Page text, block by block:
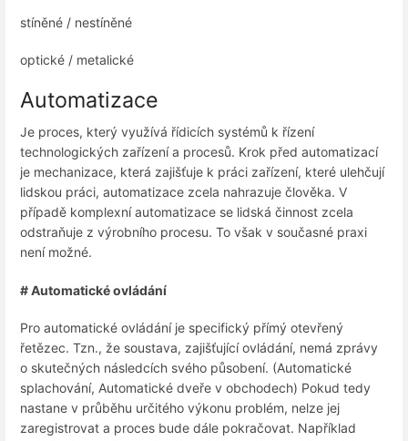
stíněné / nestíněné
optické / metalické
Automatizace
Je proces, který využívá řídicích systémů k řízení
technologických zařízení a procesů. Krok před automatizací
je mechanizace, která zajišťuje k práci zařízení, které ulehčují
lidskou práci, automatizace zcela nahrazuje člověka. V
případě komplexní automatizace se lidská činnost zcela
odstraňuje z výrobního procesu. To však v současné praxi
není možné.
# Automatické ovládání
Pro automatické ovládání je specifický přímý otevřený
řetězec. Tzn., že soustava, zajišťující ovládání, nemá zprávy
o skutečných následcích svého působení. (Automatické
splachování, Automatické dveře v obchodech) Pokud tedy
nastane v průběhu určitého výkonu problém, nelze jej
zaregistrovat a proces bude dále pokračovat. Například